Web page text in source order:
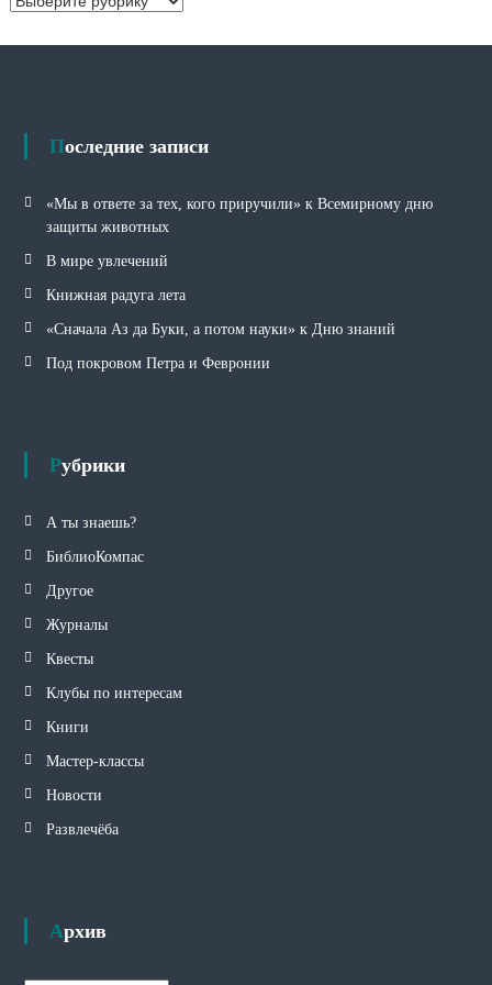
б
Последние записи
«Мы в ответе за тех, кого приручили» к Всемирному дню
защиты животных
В мире увлечений
Книжная радуга лета
«Сначала Аз да Буки, а потом науки» к Дню знаний
Под покровом Петра и Февронии
Рубрики
А ты знаешь?
БиблиоКомпас
Другое
Журналы
Квесты
Клубы по интересам
Книги
Мастер-классы
Новости
Развлечёба
Архив